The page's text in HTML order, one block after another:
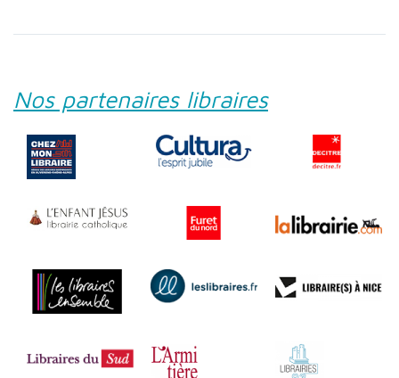
Nos partenaires libraires